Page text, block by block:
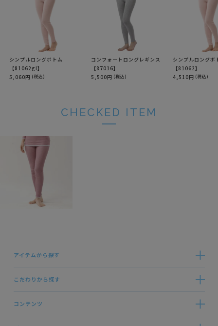
シンプルロングボトム
【81062gl】
5,060円 (税込)
コンフォートロングレギンス
【87016】
5,500円 (税込)
シンプルロングボ
【81062】
4,510円 (税込)
CHECKED ITEM
アイテムから探す
こだわりから探す
コンテンツ